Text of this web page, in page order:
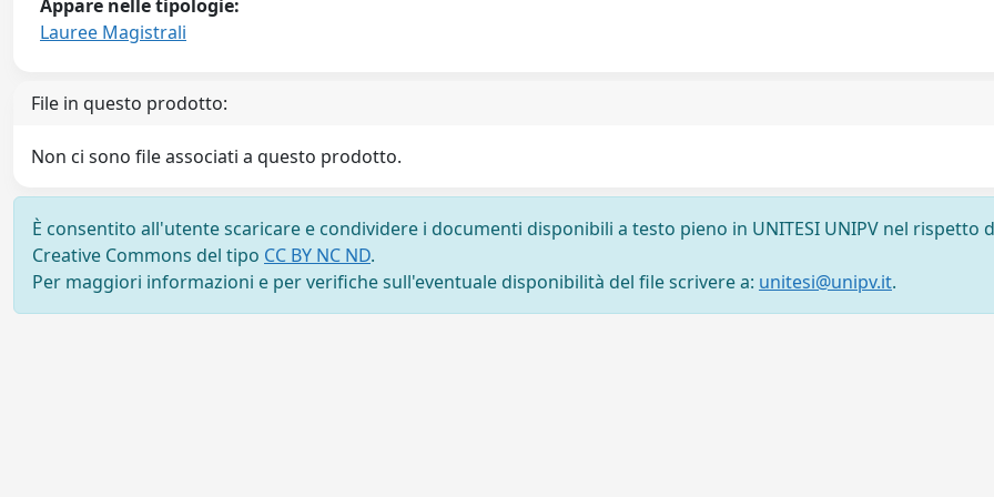
Appare nelle tipologie:
Lauree Magistrali
File in questo prodotto:
Non ci sono file associati a questo prodotto.
È consentito all'utente scaricare e condividere i documenti disponibili a testo pieno in UNITESI UNIPV nel rispetto
Creative Commons del tipo CC BY NC ND.
Per maggiori informazioni e per verifiche sull'eventuale disponibilità del file scrivere a: unitesi@unipv.it.